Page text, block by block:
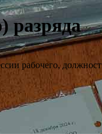
разряда
рабочего,